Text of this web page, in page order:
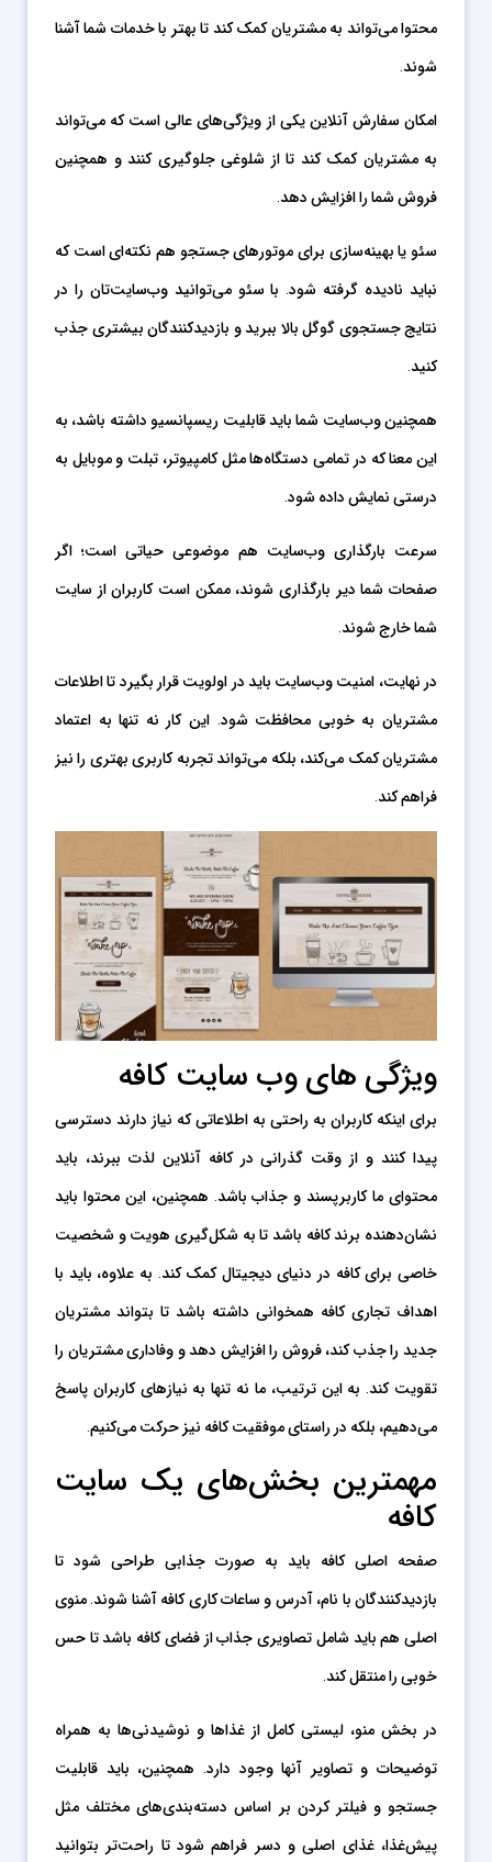
محتوا می‌تواند به مشتریان کمک کند تا بهتر با خدمات شما آشنا
شوند.
امکان سفارش آنلاین یکی از ویژگی‌های عالی است که می‌تواند
به مشتریان کمک کند تا از شلوغی جلوگیری کنند و همچنین
فروش شما را افزایش دهد.
سئو یا بهینه‌سازی برای موتورهای جستجو هم نکته‌ای است که
نباید نادیده گرفته شود. با سئو می‌توانید وب‌سایت‌تان را در
نتایج جستجوی گوگل بالا ببرید و بازدیدکنندگان بیشتری جذب
کنید.
همچنین وب‌سایت شما باید قابلیت ریسپانسیو داشته باشد، به
این معنا که در تمامی دستگاه‌ها مثل کامپیوتر، تبلت و موبایل به
درستی نمایش داده شود.
سرعت بارگذاری وب‌سایت هم موضوعی حیاتی است؛ اگر
صفحات شما دیر بارگذاری شوند، ممکن است کاربران از سایت
شما خارج شوند.
در نهایت، امنیت وب‌سایت باید در اولویت قرار بگیرد تا اطلاعات
مشتریان به خوبی محافظت شود. این کار نه تنها به اعتماد
مشتریان کمک می‌کند، بلکه می‌تواند تجربه کاربری بهتری را نیز
فراهم کند.
ویژگی های وب سایت کافه
برای اینکه کاربران به راحتی به اطلاعاتی که نیاز دارند دسترسی
پیدا کنند و از وقت گذرانی در کافه آنلاین لذت ببرند، باید
محتوای ما کاربرپسند و جذاب باشد. همچنین، این محتوا باید
نشان‌دهنده برند کافه باشد تا به شکل‌گیری هویت و شخصیت
خاصی برای کافه در دنیای دیجیتال کمک کند. به علاوه، باید با
اهداف تجاری کافه همخوانی داشته باشد تا بتواند مشتریان
جدید را جذب کند، فروش را افزایش دهد و وفاداری مشتریان را
تقویت کند. به این ترتیب، ما نه تنها به نیازهای کاربران پاسخ
می‌دهیم، بلکه در راستای موفقیت کافه نیز حرکت می‌کنیم.
مهمترین بخش‌های یک سایت
کافه
صفحه اصلی کافه باید به صورت جذابی طراحی شود تا
بازدیدکنندگان با نام، آدرس و ساعات کاری کافه آشنا شوند. منوی
اصلی هم باید شامل تصاویری جذاب از فضای کافه باشد تا حس
خوبی را منتقل کند.
در بخش منو، لیستی کامل از غذاها و نوشیدنی‌ها به همراه
توضیحات و تصاویر آنها وجود دارد. همچنین، باید قابلیت
جستجو و فیلتر کردن بر اساس دسته‌بندی‌های مختلف مثل
پیش‌غذا، غذای اصلی و دسر فراهم شود تا راحت‌تر بتوانید